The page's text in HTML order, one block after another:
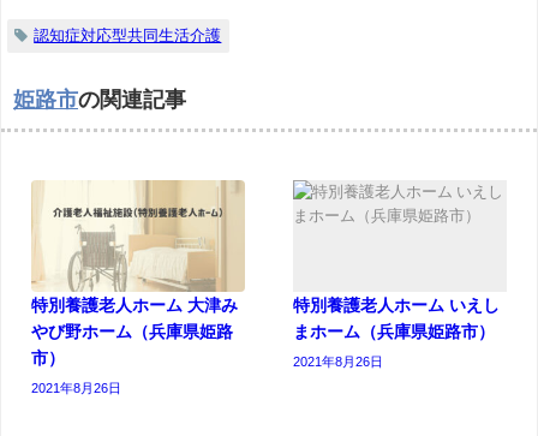
認知症対応型共同生活介護
姫路市の関連記事
特別養護老人ホーム 大津み
やび野ホーム（兵庫県姫路
市）
2021年8月26日
特別養護老人ホーム いえし
まホーム（兵庫県姫路市）
2021年8月26日